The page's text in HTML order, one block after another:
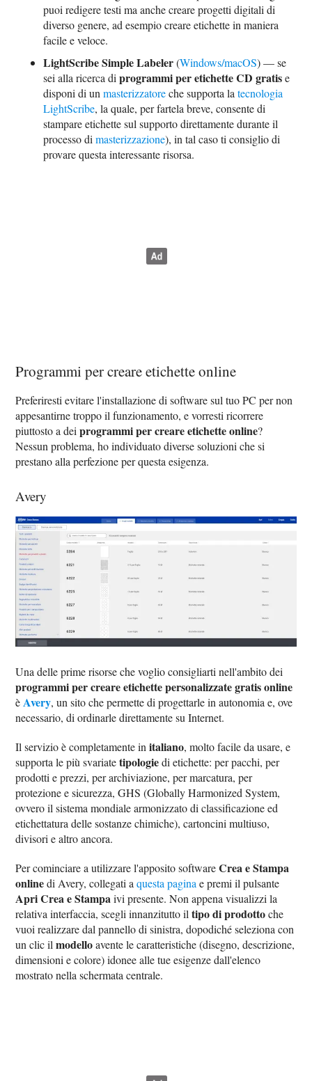
puoi redigere testi ma anche creare progetti digitali di
diverso genere, ad esempio creare etichette in maniera
facile e veloce.
LightScribe Simple Labeler(Windows/macOS) — se
sei alla ricerca diprogrammi per etichette CD gratise
disponi di unmasterizzatoreche supporta latecnologia
LightScribe, la quale, per fartela breve, consente di
stampare etichette sul supporto direttamente durante il
processo dimasterizzazione), in tal caso ti consiglio di
provare questa interessante risorsa.
Programmi per creare etichette online
Preferiresti evitare l'installazione di software sul tuo PC per non
appesantirne troppo il funzionamento, e vorresti ricorrere
piuttosto a deiprogrammi per creare etichette online?
Nessun problema, ho individuato diverse soluzioni che si
prestano alla perfezione per questa esigenza.
Avery
Una delle prime risorse che voglio consigliarti nell'ambito dei
programmi per creare etichette personalizzate gratis online
è Avery, un sito che permette di progettarle in autonomia e, ove
necessario, di ordinarle direttamente su Internet.
Il servizio è completamente initaliano, molto facile da usare, e
supporta le più svariatetipologiedi etichette: per pacchi, per
prodotti e prezzi, per archiviazione, per marcatura, per
protezione e sicurezza, GHS (Globally Harmonized System,
ovvero il sistema mondiale armonizzato di classificazione ed
etichettatura delle sostanze chimiche), cartoncini multiuso,
divisori e altro ancora.
Per cominciare a utilizzare l'apposito softwareCrea e Stampa
onlinedi Avery, collegati aquesta pagina e premi il pulsante
Apri Crea e Stampaivi presente. Non appena visualizzi la
relativa interfaccia, scegli innanzitutto iltipo di prodottoche
vuoi realizzare dal pannello di sinistra, dopodiché seleziona con
un clic ilmodelloavente le caratteristiche (disegno, descrizione,
dimensioni e colore) idonee alle tue esigenze dall'elenco
mostrato nella schermata centrale.